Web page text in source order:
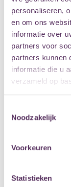
personaliseren,
en om ons
informatie over
partners voor
partners kunnen
informatie die u
verzameld op
Noodzakelijk
Voorkeuren
Statistieken
Dinsdag
Woensdag
ICOON
Dinsdag
PRIJS
Kinderen 6-12
Van 31 aug t/m 4
voor deze